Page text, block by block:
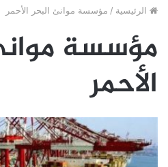
الرئيسية / مؤسسة موانئ البحر الأحمر
مؤسسة
الأحمر